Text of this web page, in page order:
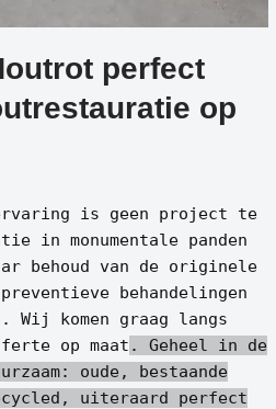
perfect
op
is geen project te
in monumentale panden
behoud van de originele
behandelingen
Wij komen graag langs
op maat . Geheel in de
oude, bestaande
uiteraard perfect